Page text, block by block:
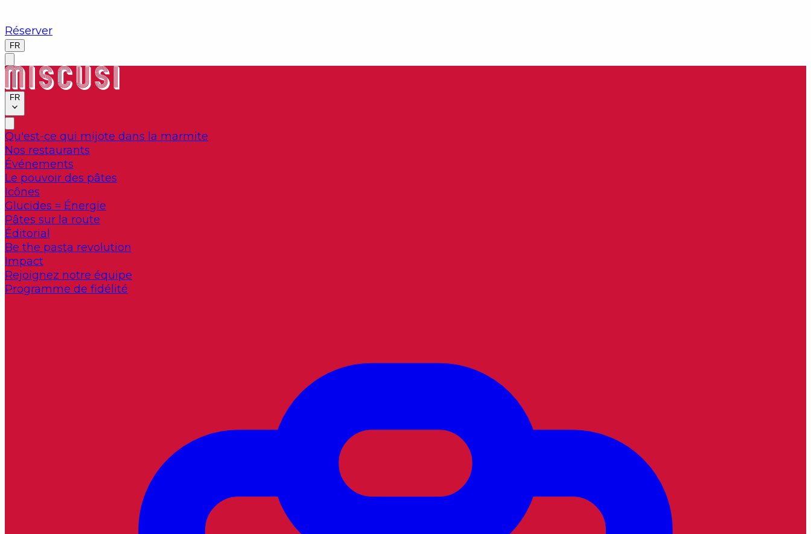
Réserver
FR
FR
Qu'est-ce qui mijote dans la marmite
Nos restaurants
Événements
Le pouvoir des pâtes
Icônes
Glucides = Énergie
Pâtes sur la route
Éditorial
Be the pasta revolution
Impact
Rejoignez notre équipe
Programme de fidélité